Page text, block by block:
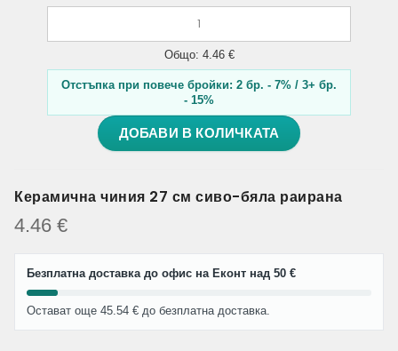
Общо: 4.46 €
Отстъпка при повече бройки: 2 бр. - 7% / 3+ бр.
- 15%
ДОБАВИ В КОЛИЧКАТА
Керамична чиния 27 см сиво-бяла раирана
4.46 €
Безплатна доставка до офис на Еконт над 50 €
Остават още 45.54 € до безплатна доставка.